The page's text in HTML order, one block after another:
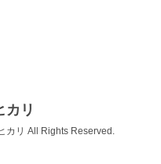
カリ
カリ All Rights Reserved.